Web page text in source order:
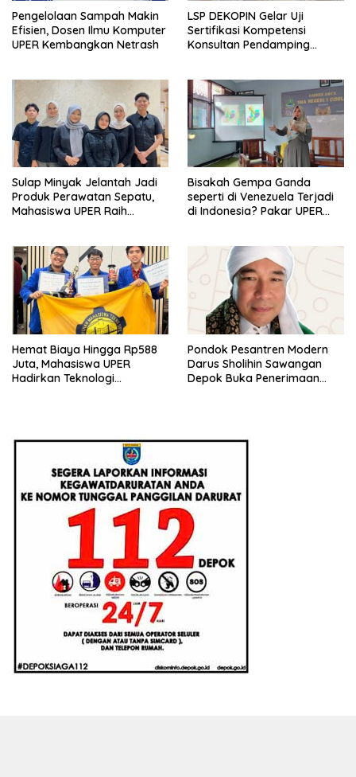
Pengelolaan Sampah Makin
Efisien, Dosen Ilmu Komputer
UPER Kembangkan Netrash
LSP DEKOPIN Gelar Uji
Sertifikasi Kompetensi
Konsultan Pendamping
Sulap Minyak Jelantah Jadi
Produk Perawatan Sepatu,
Mahasiswa UPER Raih
Bisakah Gempa Ganda
seperti di Venezuela Terjadi
di Indonesia? Pakar UPER
Hemat Biaya Hingga Rp588
Juta, Mahasiswa UPER
Hadirkan Teknologi
Pondok Pesantren Modern
Darus Sholihin Sawangan
Depok Buka Penerimaan